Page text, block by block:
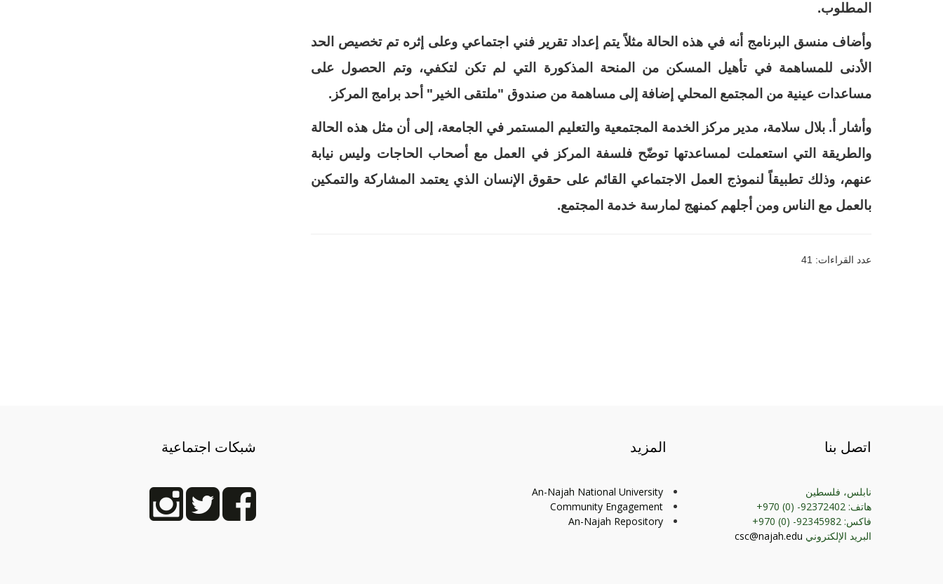
المطلوب.
وأضاف منسق البرنامج أنه في هذه الحالة مثلاً يتم إعداد تقرير فني اجتماعي وعلى إثره تم تخصيص الحد
الأدنى للمساهمة في تأهيل المسكن من المنحة المذكورة التي لم تكن لتكفي، وتم الحصول على
مساعدات عينية من المجتمع المحلي إضافة إلى مساهمة من صندوق "ملتقى الخير" أحد برامج المركز .
وأشار أ. بلال سلامة، مدير مركز الخدمة المجتمعية والتعليم المستمر في الجامعة، إلى أن مثل هذه الحالة
والطريقة التي استعملت لمساعدتها توضّح فلسفة المركز في العمل مع أصحاب الحاجات وليس نيابة
عنهم، وذلك تطبيقاً لنموذج العمل الاجتماعي القائم على حقوق الإنسان الذي يعتمد المشاركة والتمكين
بالعمل مع الناس ومن أجلهم كمنهج لمارسة خدمة المجتمع.
عدد القراءات: 41
اتصل بنا
نابلس، فلسطين
هاتف: 92372402- (0) 970+
فاكس: 92345982- (0) 970+
البريد الإلكتروني csc@najah.edu
المزيد
An-Najah National University
Community Engagement
An-Najah Repository
شبكات اجتماعية